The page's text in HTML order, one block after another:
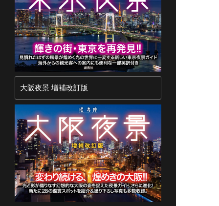
大阪夜景 増補改訂版